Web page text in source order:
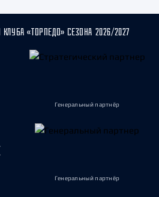
«ТОРПЕДО» СЕЗОНА 2026/2027
Генеральный партнёр
Генеральный партнёр